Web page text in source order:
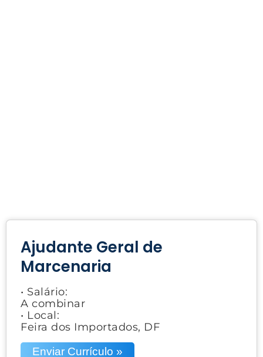
Ajudante Geral de
Marcenaria
• Salário:
A combinar
• Local:
Feira dos Importados, DF
Enviar Currículo »